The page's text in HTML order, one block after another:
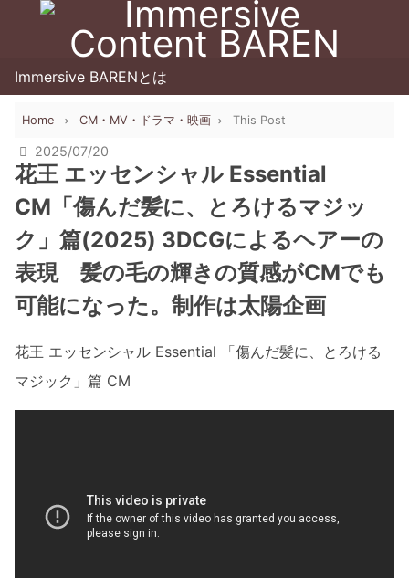
Immersive BARENとは
Home CM・MV・ドラマ・映画 This Post
2025/07/20
花王 エッセンシャル Essential
CM「傷んだ髪に、とろけるマジッ
ク」篇(2025) 3DCGによるヘアーの
表現 髪の毛の輝きの質感がCMでも
可能になった。制作は太陽企画
花王 エッセンシャル Essential 「傷んだ髪に、とろける
マジック」篇 CM